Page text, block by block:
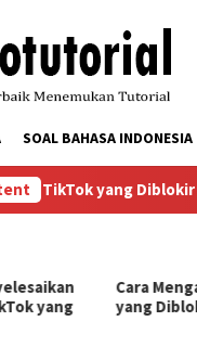
SOAL BAHASA INDONESIA
TikTok yang Diblokir
yang
Cara
yang